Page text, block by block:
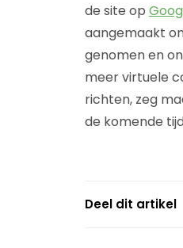
de site op
aangemaakt
genomen en
meer virtuele
richten, zeg
de komende
Deel dit artikel